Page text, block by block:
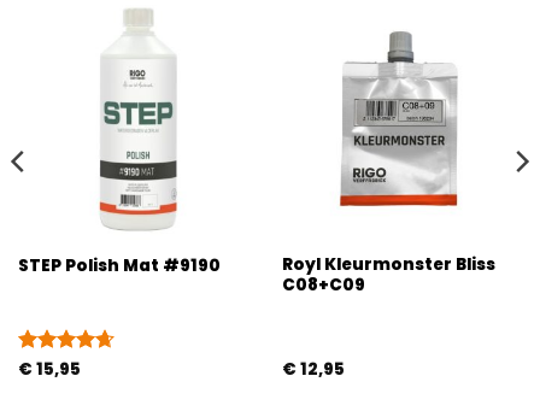
STEP Polish Mat #9190
Gewaardeerd
€ 15,95
Royl Kleurmonster Bliss
C08+C09
€ 12,95